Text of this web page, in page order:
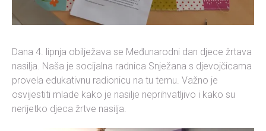
Dana 4. lipnja obilježava se Međunarodni dan djece žrtava
nasilja. Naša je socijalna radnica Snježana s djevojčicama
provela edukativnu radionicu na tu temu. Važno je
osvijestiti mlade kako je nasilje neprihvatljivo i kako su
nerijetko djeca žrtve nasilja.